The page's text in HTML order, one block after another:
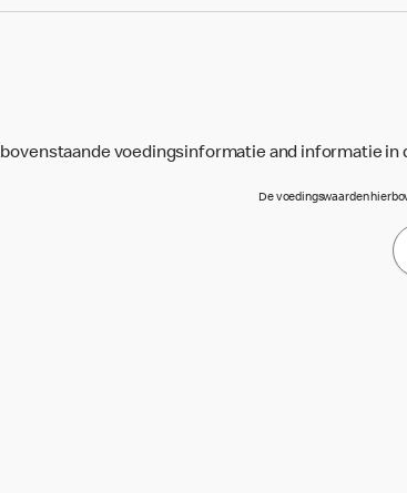
bovenstaande voedingsinformatie and informatie
De voedingswaarden